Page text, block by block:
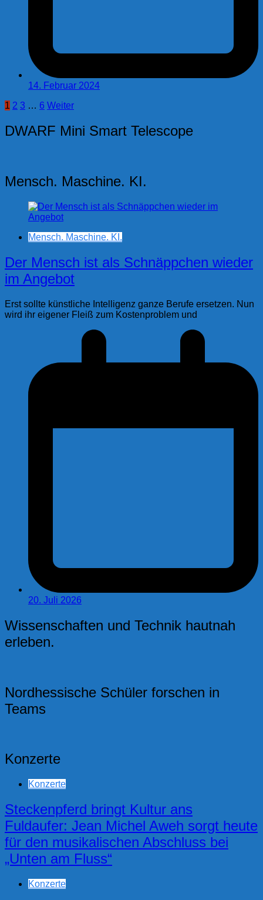
14. Februar 2024
Seitennummerierung
der
Beiträge
1 2 3 … 6 Weiter
DWARF Mini Smart Telescope
Mensch. Maschine. KI.
Mensch. Maschine. KI.
Der Mensch ist als Schnäppchen wieder
im Angebot
Erst sollte künstliche Intelligenz ganze Berufe ersetzen. Nun
wird ihr eigener Fleiß zum Kostenproblem und
20. Juli 2026
Wissenschaften und Technik hautnah
erleben.
Nordhessische Schüler forschen in
Teams
Konzerte
Konzerte
Steckenpferd bringt Kultur ans
Fuldaufer: Jean Michel Aweh sorgt heute
für den musikalischen Abschluss bei
„Unten am Fluss“
Konzerte